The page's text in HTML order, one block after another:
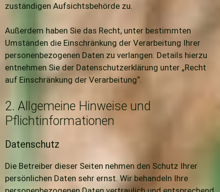
zuständigen Aufsichtsbehörde zu.
Außerdem haben Sie das Recht, unter bestimmten
Umständen die Einschränkung der Verarbeitung Ihrer
personenbezogenen Daten zu verlangen. Details hierzu
entnehmen Sie der Datenschutzerklärung unter „Recht
auf Einschränkung der Verarbeitung“.
2. Allgemeine Hinweise und
Pflichtinformationen
Datenschutz
Die Betreiber dieser Seiten nehmen den Schutz Ihrer
persönlichen Daten sehr ernst. Wir behandeln Ihre